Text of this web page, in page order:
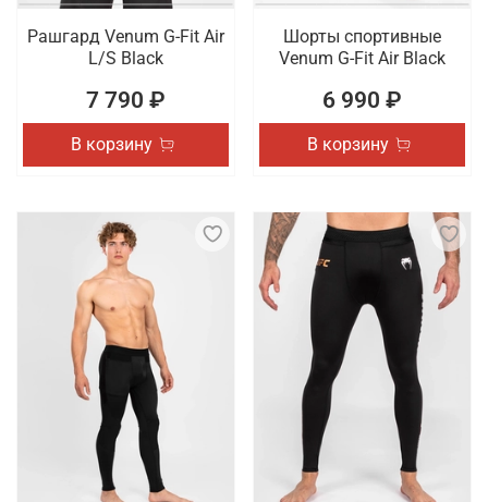
Рашгард Venum G-Fit Air
L/S Black
7 790 ₽
В корзину
Шорты спортивные
Venum G-Fit Air Black
6 990 ₽
В корзину